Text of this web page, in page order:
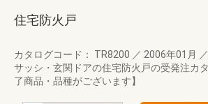
住宅防火戸
カタログコード： TR8200 ／ 2006年01月 ／
サッシ・玄関ドアの住宅防火戸の受発注カ
了商品・品種がございます】